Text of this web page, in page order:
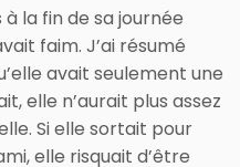
la fin de sa journée
faim. J’ai résumé
avait seulement une
elle n’aurait plus assez
Si elle sortait pour
elle risquait d’être